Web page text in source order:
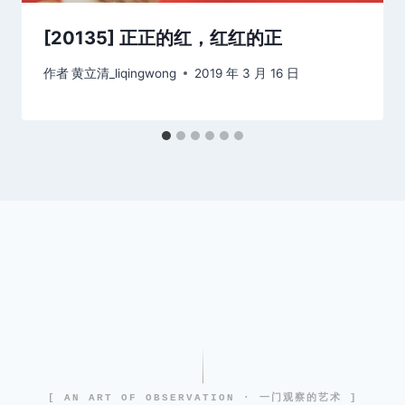
[20135] 正正的红，红红的正
作者黄立清_liqingwong 2019 年 3 月 16 日
[ AN ART OF OBSERVATION · 一门观察的艺术 ]